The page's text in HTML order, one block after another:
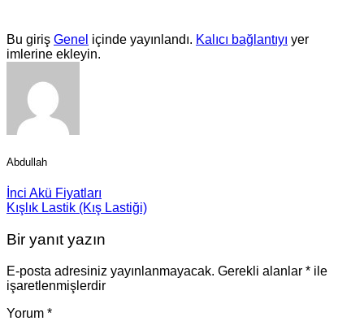
Bu giriş Genel içinde yayınlandı. Kalıcı bağlantıyı yer
imlerine ekleyin.
Abdullah
İnci Akü Fiyatları
Kışlık Lastik (Kış Lastiği)
Bir yanıt yazın
E-posta adresiniz yayınlanmayacak. Gerekli alanlar * ile
işaretlenmişlerdir
Yorum *